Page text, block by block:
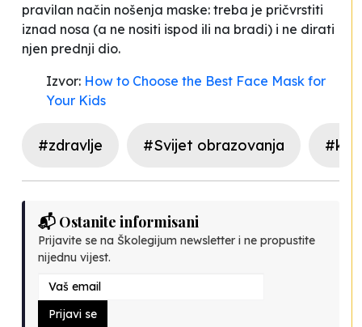
pravilan način nošenja maske: treba je pričvrstiti
iznad nosa (a ne nositi ispod ili na bradi) i ne dirati
njen prednji dio.
Izvor: How to Choose the Best Face Mask for
Your Kids
#zdravlje #Svijet obrazovanja
📬 Ostanite informisani
Prijavite se na Školegijum newsletter i ne propustite
nijednu vijest.
Prijavi se